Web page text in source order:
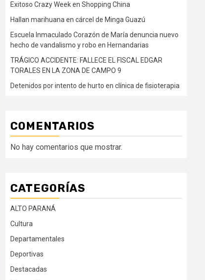
Exitoso Crazy Week en Shopping China
Hallan marihuana en cárcel de Minga Guazú
Escuela Inmaculado Corazón de María denuncia nuevo
hecho de vandalismo y robo en Hernandarias
TRÁGICO ACCIDENTE: FALLECE EL FISCAL EDGAR
TORALES EN LA ZONA DE CAMPO 9
Detenidos por intento de hurto en clínica de fisioterapia
COMENTARIOS
No hay comentarios que mostrar.
CATEGORÍAS
ALTO PARANÁ
Cultura
Departamentales
Deportivas
Destacadas